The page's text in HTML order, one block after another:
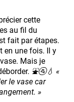
cette
au fil du
fait par étapes.
en une fois. Il y
Mais je
⛲🚰💧 «
le vase car
»